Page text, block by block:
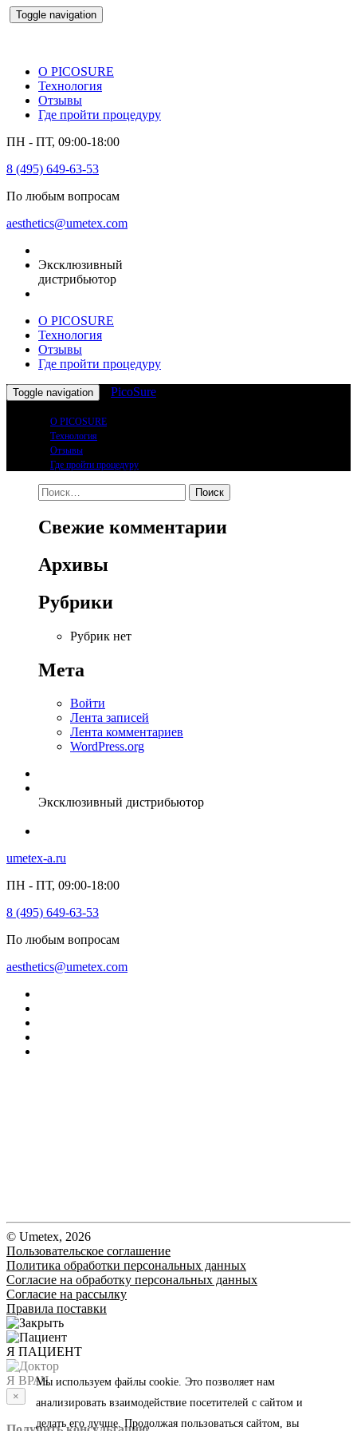
Toggle navigation
О PICOSURE
Технология
Отзывы
Где пройти процедуру
ПН - ПТ, 09:00-18:00
8 (495) 649-63-53
По любым вопросам
aesthetics@umetex.com
Эксклюзивный
дистрибьютор
О PICOSURE
Технология
Отзывы
Где пройти процедуру
Toggle navigation PicoSure
О PICOSURE
Технология
Отзывы
Где пройти процедуру
Найти:
Свежие комментарии
Архивы
Рубрики
Рубрик нет
Мета
Войти
Лента записей
Лента комментариев
WordPress.org
Эксклюзивный дистрибьютор
umetex-a.ru
ПН - ПТ, 09:00-18:00
8 (495) 649-63-53
По любым вопросам
aesthetics@umetex.com
© Umetex, 2026
Пользовательское соглашение
Политика обработки персональных данных
Согласие на обработку персональных данных
Согласие на рассылку
Правила поставки
Мы используем файлы cookie. Это позволяет нам
анализировать взаимодействие посетителей с сайтом и
делать его лучше. Продолжая пользоваться сайтом, вы
Я ПАЦИЕНТ
Я ВРАЧ
×